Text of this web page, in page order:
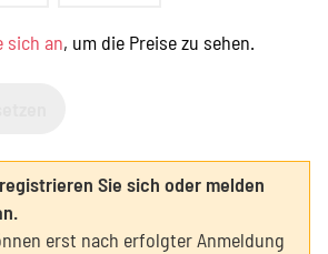
sich an, um die Preise zu sehen.
Sie sich oder melden
erst nach erfolgter Anmeldung